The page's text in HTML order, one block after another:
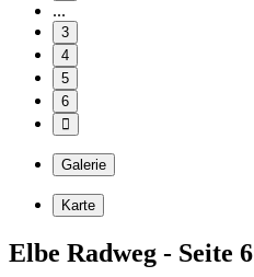
...
3
4
5
6
Galerie
Karte
Elbe Radweg - Seite 6